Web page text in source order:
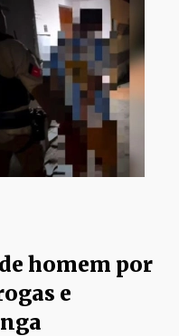
homem por
e